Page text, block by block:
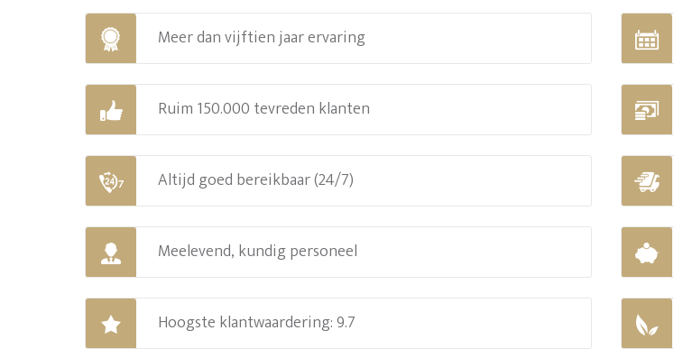
Meer dan vijftien jaar ervaring
Ruim 150.000 tevreden klanten
Altijd goed bereikbaar (24/7)
Meelevend, kundig personeel
Hoogste klantwaardering: 9.7